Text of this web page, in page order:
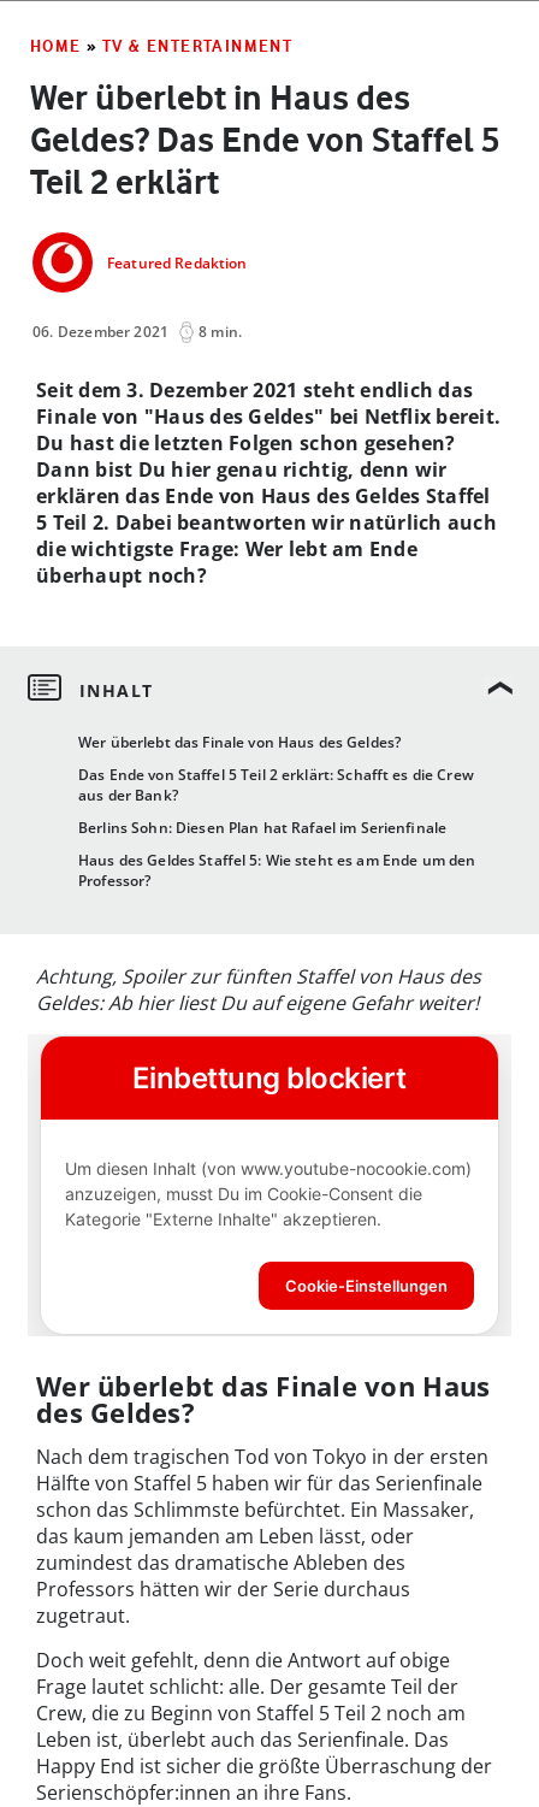
HOME » TV & ENTERTAINMENT
Wer überlebt in Haus des
Geldes? Das Ende von Staffel 5
Teil 2 erklärt
Featured Redaktion
06. Dezember 2021 8 min.
Wer überlebt das Finale von Haus des Geldes?
Das Ende von Staffel 5 Teil 2 erklärt: Schafft es die Crew
aus der Bank?
Berlins Sohn: Diesen Plan hat Rafael im Serienfinale
Haus des Geldes Staffel 5: Wie steht es am Ende um den
Professor?
Seit dem 3. Dezember 2021 steht endlich das
Finale von "Haus des Geldes" bei Netflix bereit.
Du hast die letzten Folgen schon gesehen?
Dann bist Du hier genau richtig, denn wir
erklären das Ende von Haus des Geldes Staffel
5 Teil 2. Dabei beantworten wir natürlich auch
die wichtigste Frage: Wer lebt am Ende
überhaupt noch?
Achtung, Spoiler zur fünften Staffel von Haus des
Geldes: Ab hier liest Du auf eigene Gefahr weiter!
Wer überlebt das Finale von Haus
des Geldes?
Nach dem tragischen Tod von Tokyo in der ersten
Hälfte von Staffel 5 haben wir für das Serienfinale
schon das Schlimmste befürchtet. Ein Massaker,
das kaum jemanden am Leben lässt, oder
zumindest das dramatische Ableben des
Professors hätten wir der Serie durchaus
zugetraut.
Doch weit gefehlt, denn die Antwort auf obige
Frage lautet schlicht: alle. Der gesamte Teil der
Crew, die zu Beginn von Staffel 5 Teil 2 noch am
Leben ist, überlebt auch das Serienfinale. Das
Happy End ist sicher die größte Überraschung der
Serienschöpfer:innen an ihre Fans.